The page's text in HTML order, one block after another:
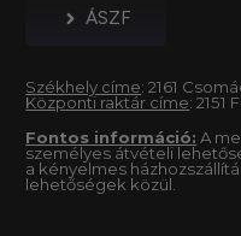
ÁSZF
Székhely címe: 2161
Központi raktár címe: 2151
Fontos információ: A
személyes átvételi
a kényelmes
lehetőségek közül.